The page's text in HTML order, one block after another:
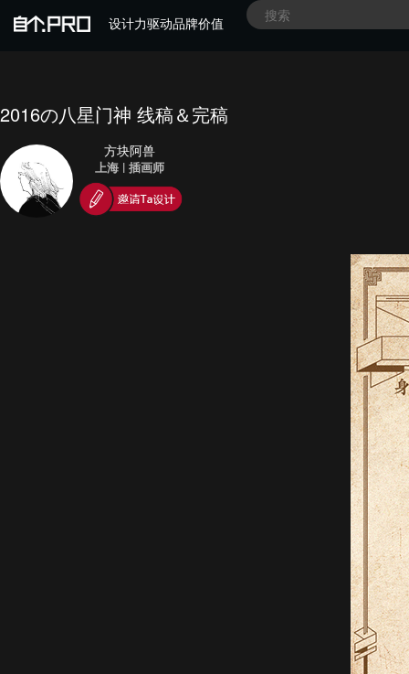
设计力驱动品牌价值
2016の八星门神 线稿＆完稿
方块阿兽
上海 | 插画师